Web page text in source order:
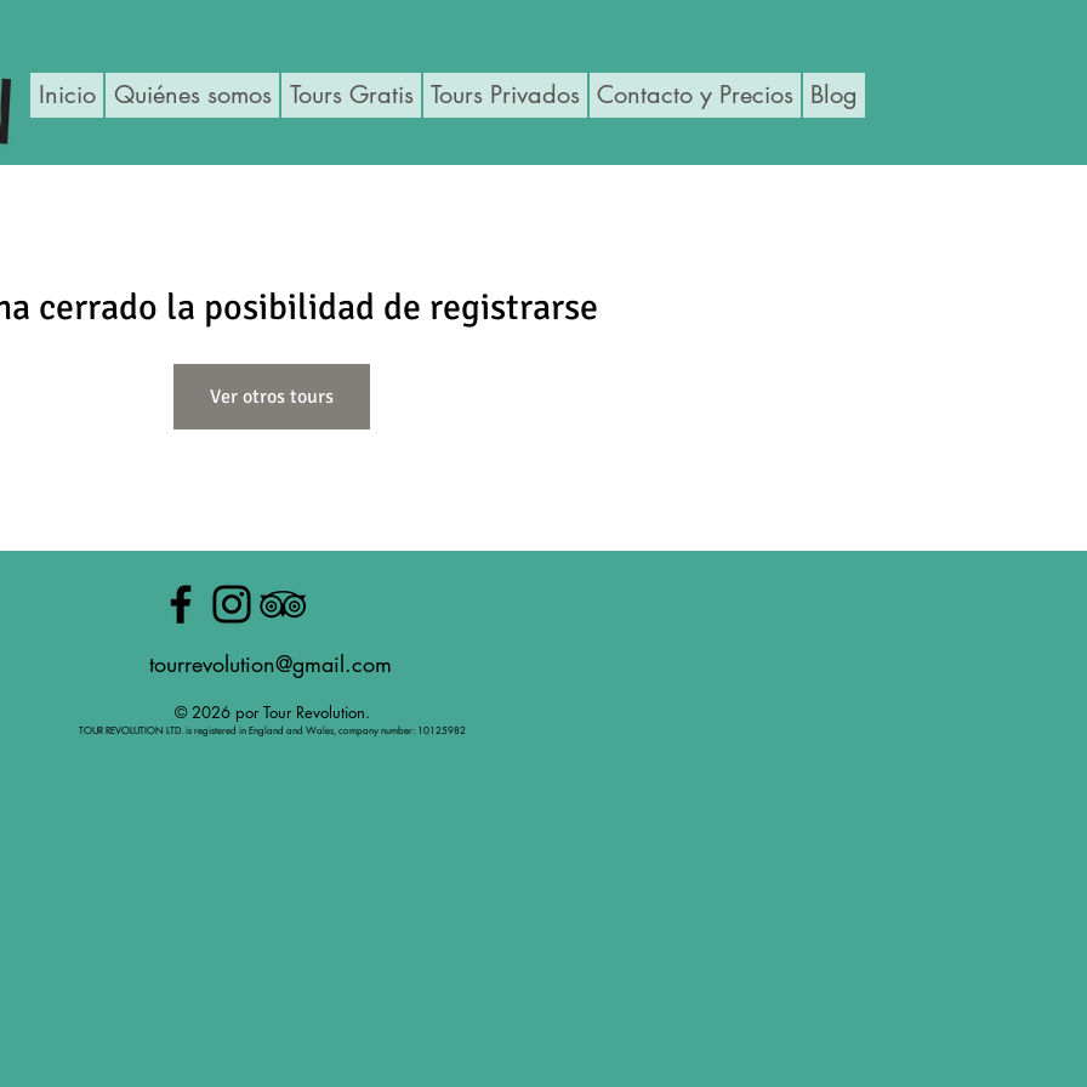
Inicio Quiénes somos Tours Gratis Tours Privados Contacto y Precios Blog
cerrado la posibilidad de registrarse
Ver otros tours
tourrevolution@gmail.com
© 2026 por Tour Revolution.
TOUR REVOLUTION LTD. is registered in England and Wales, company number: 10125982